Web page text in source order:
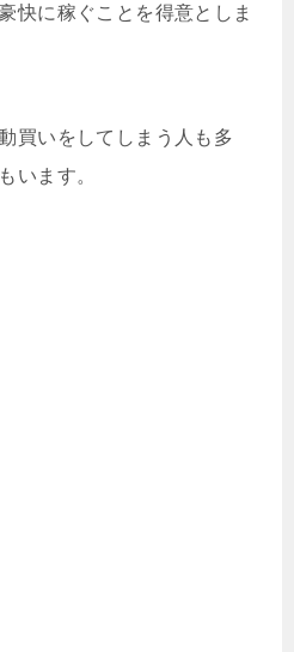
快に稼ぐことを得意としま
買いをしてしまう人も多
います。